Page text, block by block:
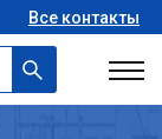
Все контакты